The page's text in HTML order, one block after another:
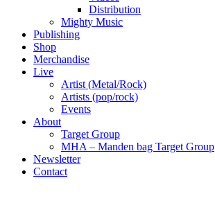
Distribution
Mighty Music
Publishing
Shop
Merchandise
Live
Artist (Metal/Rock)
Artists (pop/rock)
Events
About
Target Group
MHA – Manden bag Target Group
Newsletter
Contact